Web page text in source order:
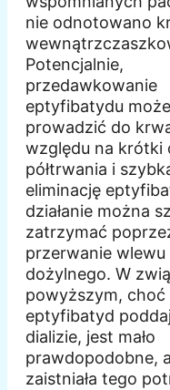
nie odnotowano
Potencjalnie,
przedawkowanie
eptyfibatydu może
prowadzić do
względu na krótki
półtrwania i
eliminację
działanie można
zatrzymać
przerwanie wlewu
dożylnego. W
powyższym, choć
eptyfibatyd
dializie, jest mało
prawdopodobne,
zaistniała tego